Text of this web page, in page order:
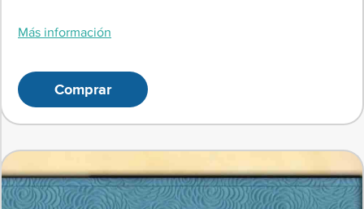
Más información
Comprar